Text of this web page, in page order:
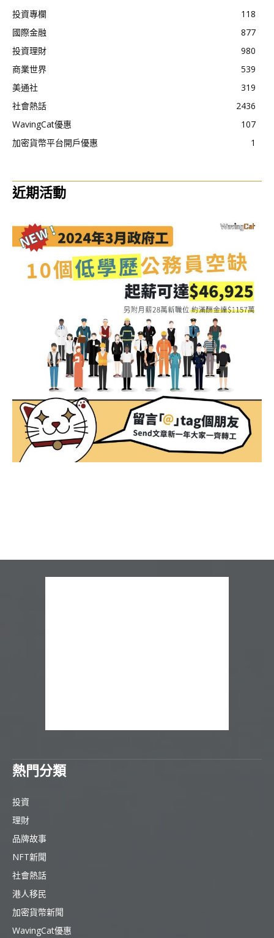
投資專欄
118
國際金融
877
投資理財
980
商業世界
539
美通社
319
社會熱話
2436
WavingCat優惠
107
加密貨幣平台開戶優惠
1
近期活動
熱門分類
投資
理財
品牌故事
NFT新聞
社會熱話
港人移民
加密貨幣新聞
WavingCat優惠